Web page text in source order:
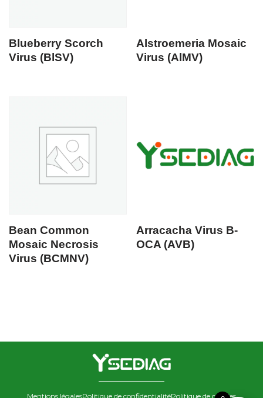
Blueberry Scorch
Virus (BlSV)
Alstroemeria Mosaic
Virus (AlMV)
Bean Common
Mosaic Necrosis
Virus (BCMNV)
Arracacha Virus B-
OCA (AVB)
Mentions légalesPolitique de confidentialitéPolitique de cookies